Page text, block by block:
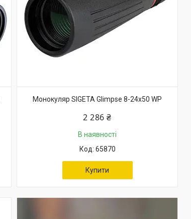
Монокуляр SIGETA Glimpse 8-24x50 WP
2 286 ₴
В наявності
65870
Купити